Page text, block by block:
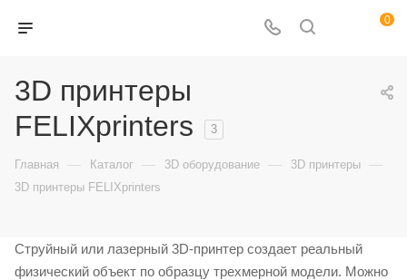
0
3D принтеры
FELIXprinters
3
Главная — Каталог — 3D оборудование — 3D принтеры —
3D принтеры FELIXprinters
Струйный или лазерный 3D-принтер создает реальный
физический объект по образцу трехмерной модели. Можно